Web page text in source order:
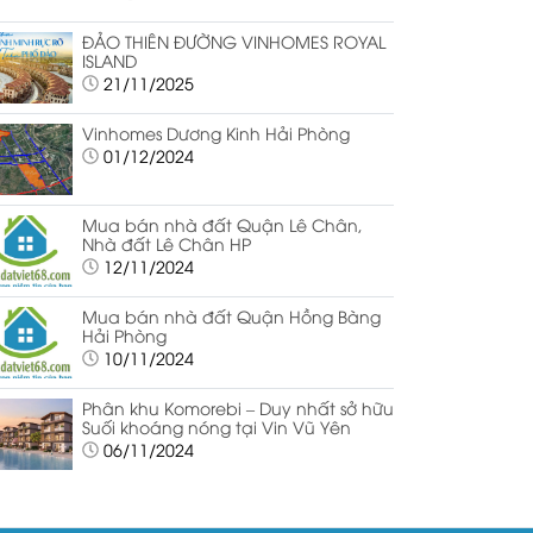
ĐẢO THIÊN ĐƯỜNG VINHOMES ROYAL
ISLAND
21/11/2025
Vinhomes Dương Kinh Hải Phòng
01/12/2024
Mua bán nhà đất Quận Lê Chân,
Nhà đất Lê Chân HP
12/11/2024
Mua bán nhà đất Quận Hồng Bàng
Hải Phòng
10/11/2024
Phân khu Komorebi – Duy nhất sở hữu
Suối khoáng nóng tại Vin Vũ Yên
06/11/2024